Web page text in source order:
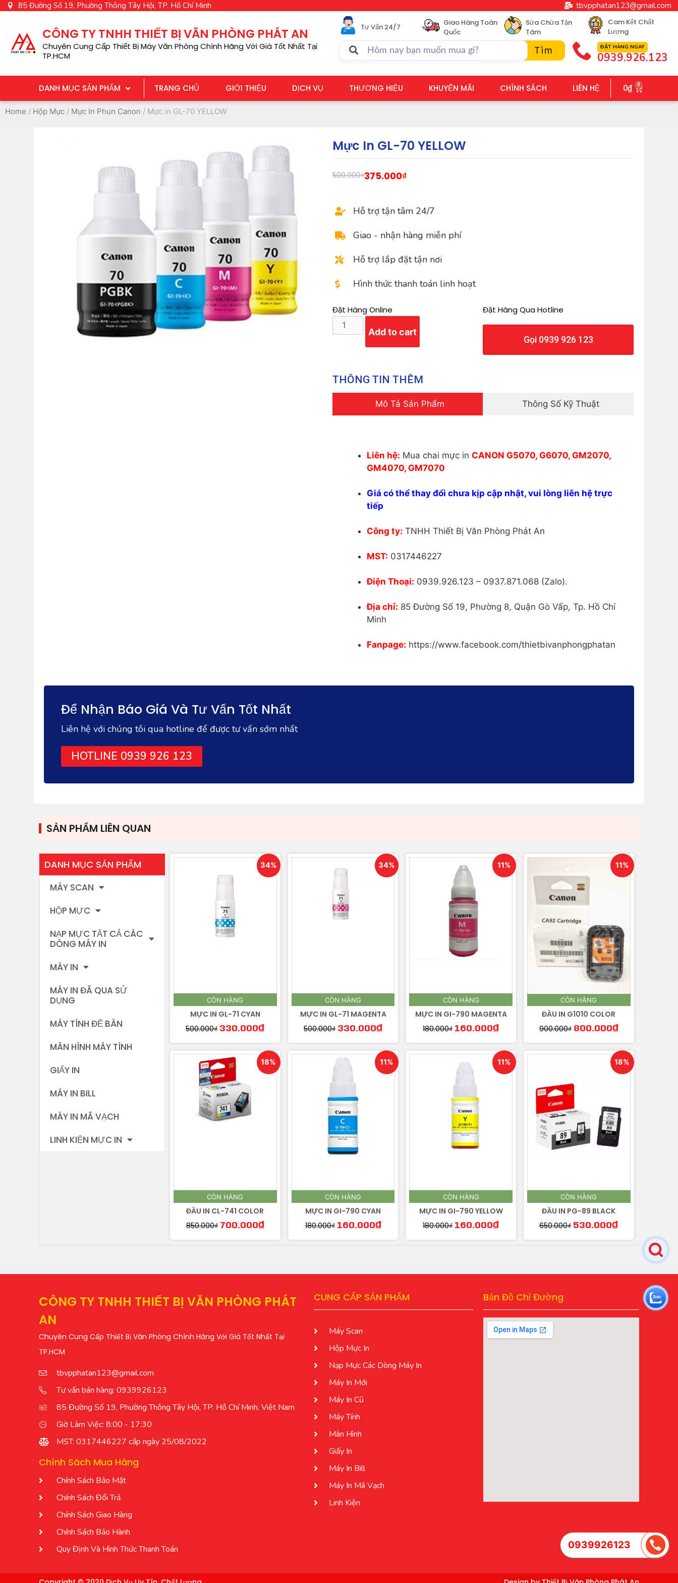
85 Đường Số 19, Phường Thông Tây Hội, TP. Hồ Chí Minh tbvpphatan123@gmail.com
CÔNG TY TNHH THIẾT BỊ VĂN PHÒNG PHÁT AN
Chuyên Cung Cấp Thiết Bị Máy Văn Phòng Chính Hãng Với Giá Tốt Nhất Tại
TP.HCM
Tư Vấn 24/7
Giao Hàng Toàn
Quốc
Sửa Chửa Tận
Tâm
Cam Kết Chất
Lượng
Tìm ĐẶT HÀNG NGAY
0939.926.123
DANH MỤC SẢN PHẨM TRANG CHỦ GIỚI THIỆU DỊCH VỤ THƯƠNG HIỆU KHUYẾN MÃI CHÍNH SÁCH LIÊN HỆ 0₫ 0
Home / Hộp Mực / Mực In Phun Canon / Mực in GL-70 YELLOW
Mực In GL-70 YELLOW
500.000₫375.000₫
Hỗ trợ tận tâm 24/7
Giao - nhận hàng miễn phí
Hỗ trợ lắp đặt tận nơi
Hình thức thanh toán linh hoạt
Đặt Hàng Online Đặt Hàng Qua Hotline
Add to cart
Gọi 0939 926 123
THÔNG TIN THÊM
Mô Tả Sản Phẩm Thông Số Kỹ Thuật
Liên hệ: Mua chai mực in CANON G5070, G6070, GM2070,
GM4070, GM7070
Giá có thể thay đổi chưa kịp cập nhật, vui lòng liên hệ trực
tiếp
Công ty: TNHH Thiết Bị Văn Phòng Phát An
MST: 0317446227
Điện Thoại: 0939.926.123 – 0937.871.068 (Zalo).
Địa chỉ: 85 Đường Số 19, Phường 8, Quận Gò Vấp, Tp. Hồ Chí
Minh
Fanpage: https://www.facebook.com/thietbivanphongphatan
Để Nhận Báo Giá Và Tư Vấn Tốt Nhất
Liên hệ với chúng tôi qua hotline để được tư vấn sớm nhất
HOTLINE 0939 926 123
SẢN PHẨM LIÊN QUAN
DANH MỤC SẢN PHẨM
MÁY SCAN
HỘP MỰC
NẠP MỰC TẤT CẢ CÁC
DÒNG MÁY IN
MÁY IN
MÁY IN ĐÃ QUA SỬ
DỤNG
MÁY TÍNH ĐỂ BÀN
MÀN HÌNH MÁY TÍNH
GIẤY IN
MÁY IN BILL
MÁY IN MÃ VẠCH
LINH KIỆN MỰC IN
34%
CÒN HÀNG
MỰC IN GL-71 CYAN
500.000₫ 330.000₫
34%
CÒN HÀNG
MỰC IN GL-71 MAGENTA
500.000₫ 330.000₫
11%
CÒN HÀNG
MỰC IN GI-790 MAGENTA
180.000₫ 160.000₫
11%
CÒN HÀNG
ĐẦU IN G1010 COLOR
900.000₫ 800.000₫
18%
CÒN HÀNG
ĐẦU IN CL-741 COLOR
850.000₫ 700.000₫
11%
CÒN HÀNG
MỰC IN GI-790 CYAN
180.000₫ 160.000₫
11%
CÒN HÀNG
MỰC IN GI-790 YELLOW
180.000₫ 160.000₫
18%
CÒN HÀNG
ĐẦU IN PG-89 BLACK
650.000₫ 530.000₫
0939926123
CÔNG TY TNHH THIẾT BỊ VĂN PHÒNG PHÁT
AN
Chuyên Cung Cấp Thiết Bị Văn Phòng Chính Hãng Với Giá Tốt Nhất Tại
TP.HCM
tbvpphatan123@gmail.com
Tư vấn bán hàng: 0939926123
85 Đường Số 19, Phường Thông Tây Hội, TP. Hồ Chí Minh, Việt Nam
Giờ Làm Việc: 8:00 - 17:30
MST: 0317446227 cấp ngày 25/08/2022
Chính Sách Mua Hàng
Chính Sách Bảo Mật
Chính Sách Đổi Trả
Chính Sách Giao Hàng
Chính Sách Bảo Hành
Quy Định Và Hình Thức Thanh Toán
CUNG CẤP SẢN PHẨM
Máy Scan
Hộp Mực In
Nạp Mực Các Dòng Máy In
Máy In Mới
Máy In Cũ
Máy Tính
Màn Hình
Giấy In
Máy In Bill
Máy In Mã Vạch
Linh Kiện
Bản Đồ Chỉ Đường